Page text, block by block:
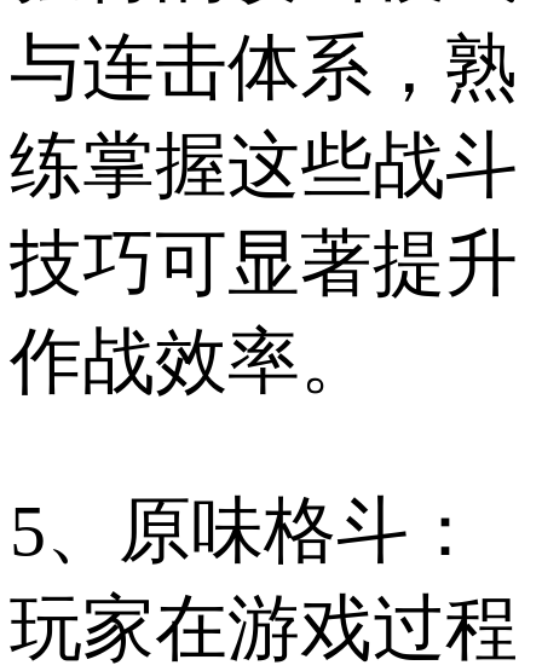
与连击体系，熟
练掌握这些战斗
技巧可显著提升
作战效率。
5、原味格斗：
玩家在游戏过程